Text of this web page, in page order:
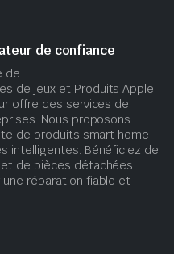
de confiance
de
de jeux et Produits Apple.
offre des services de
Nous proposons
de produits smart home
intelligentes. Bénéficiez de
de pièces détachées
réparation fiable et